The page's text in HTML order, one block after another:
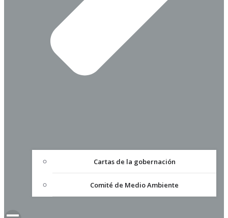
Cartas de la gobernación
Comité de Medio Ambiente